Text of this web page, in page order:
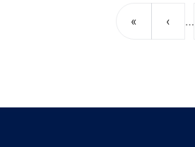
Sayfalama
İlk
«
Önceki
‹ …